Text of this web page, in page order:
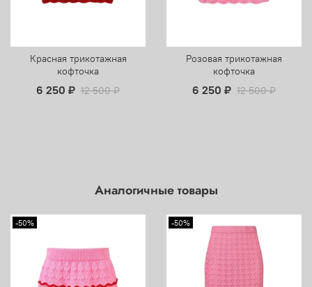
Красная трикотажная
кофточка
6 250 ₽ 12 500 ₽
Розовая трикотажная
кофточка
6 250 ₽ 12 500 ₽
Аналогичные товары
-50% -50%